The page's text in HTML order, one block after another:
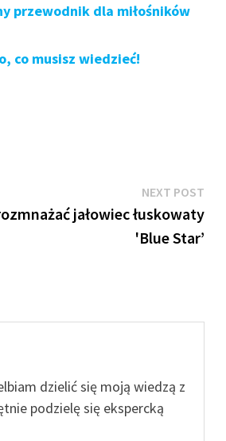
przewodnik dla miłośników
co musisz wiedzieć!
NEXT POST
post:
jałowiec łuskowaty
'Blue Star’
dzielić się moją wiedzą z
podzielę się ekspercką